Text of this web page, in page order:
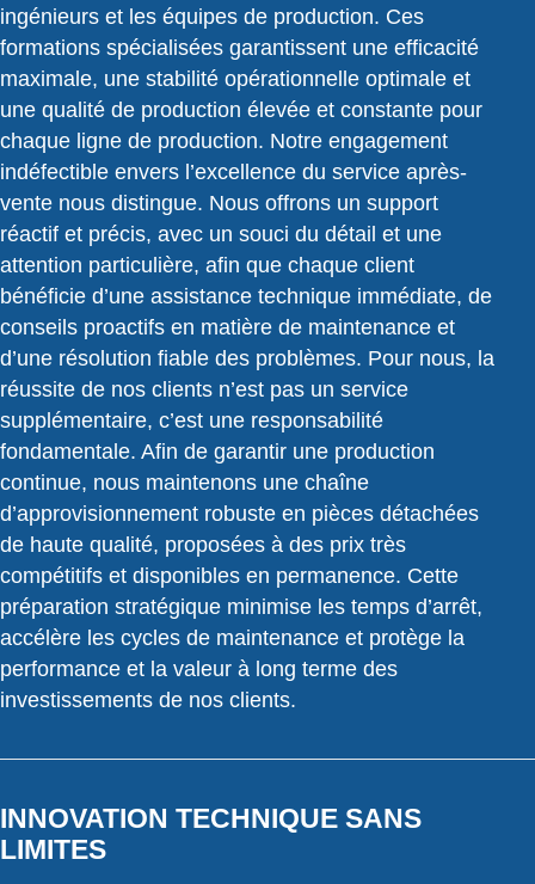
ingénieurs et les équipes de production. Ces
formations spécialisées garantissent une efficacité
maximale, une stabilité opérationnelle optimale et
une qualité de production élevée et constante pour
chaque ligne de production. Notre engagement
indéfectible envers l’excellence du service après-
vente nous distingue. Nous offrons un support
réactif et précis, avec un souci du détail et une
attention particulière, afin que chaque client
bénéficie d’une assistance technique immédiate, de
conseils proactifs en matière de maintenance et
d’une résolution fiable des problèmes. Pour nous, la
réussite de nos clients n’est pas un service
supplémentaire, c’est une responsabilité
fondamentale. Afin de garantir une production
continue, nous maintenons une chaîne
d’approvisionnement robuste en pièces détachées
de haute qualité, proposées à des prix très
compétitifs et disponibles en permanence. Cette
préparation stratégique minimise les temps d’arrêt,
accélère les cycles de maintenance et protège la
performance et la valeur à long terme des
investissements de nos clients.
INNOVATION TECHNIQUE SANS
LIMITES